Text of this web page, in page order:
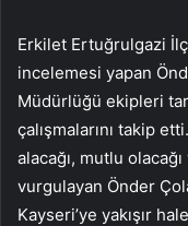
Erkilet Ertuğrulgazi
incelemesi yapan
Müdürlüğü ekipleri
çalışmalarını takip
alacağı, mutlu
vurgulayan Önder
Kayseri’ye yakışır